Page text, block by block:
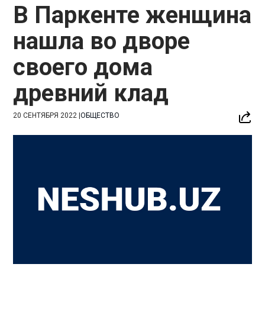
В Паркенте женщина
нашла во дворе
своего дома
древний клад
20 СЕНТЯБРЯ 2022 |ОБЩЕСТВО